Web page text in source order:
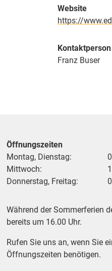
Website
https://
Kontaktperson
Franz Buser
Öffnungszeiten
Montag, Dienstag:
Mittwoch:
Donnerstag, Freitag:
Während der Sommerferien
bereits um 16.00 Uhr.
Rufen Sie uns an, wenn Sie
Öffnungszeiten benötigen.